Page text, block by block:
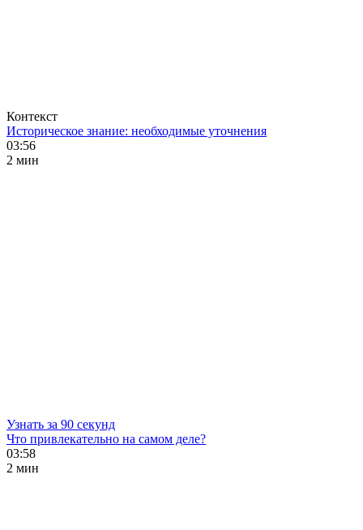
Контекст
Историческое знание: необходимые уточнения
03:56
2 мин
Узнать за 90 секунд
Что привлекательно на самом деле?
03:58
2 мин